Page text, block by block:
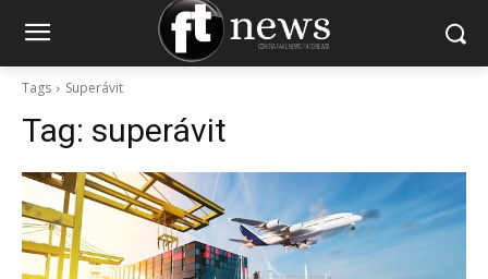
Tags Superávit
Tag: superávit